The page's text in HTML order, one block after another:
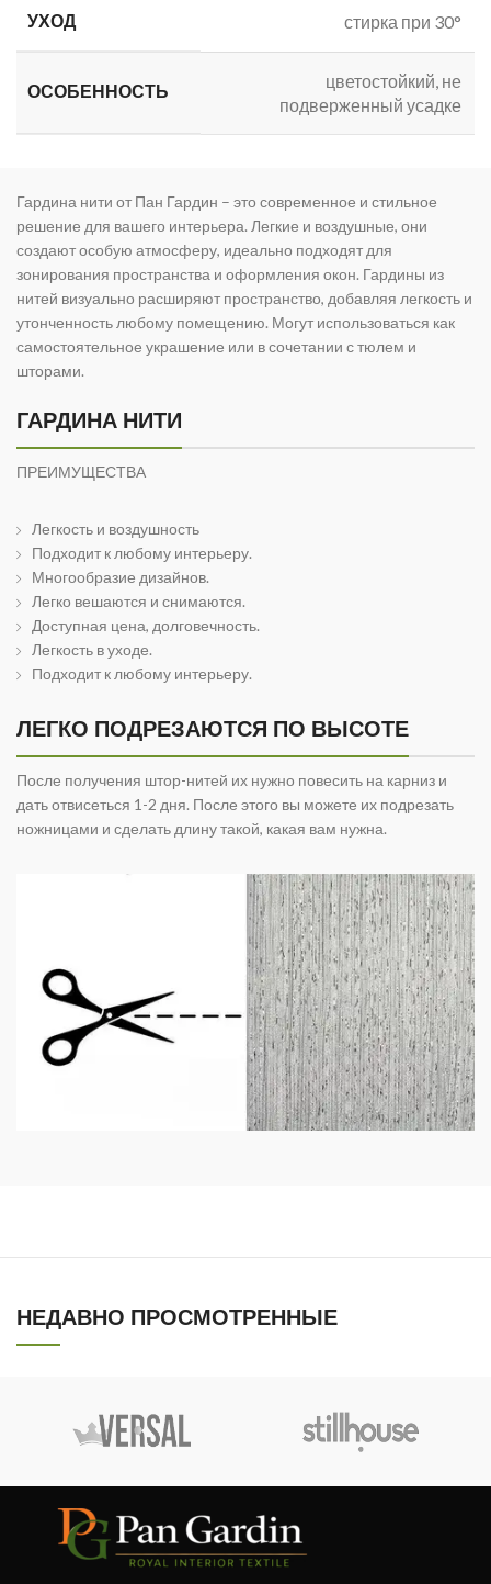
УХОД стирка при 30°
ОСОБЕННОСТЬ
цветостойкий, не
подверженный усадке
Гардина нити от Пан Гардин – это современное и стильное
решение для вашего интерьера. Легкие и воздушные, они
создают особую атмосферу, идеально подходят для
зонирования пространства и оформления окон. Гардины из
нитей визуально расширяют пространство, добавляя легкость и
утонченность любому помещению. Могут использоваться как
самостоятельное украшение или в сочетании с тюлем и
шторами.
ГАРДИНА НИТИ
ПРЕИМУЩЕСТВА
Легкость и воздушность
Подходит к любому интерьеру.
Многообразие дизайнов.
Легко вешаются и снимаются.
Доступная цена, долговечность.
Легкость в уходе.
Подходит к любому интерьеру.
ЛЕГКО ПОДРЕЗАЮТСЯ ПО ВЫСОТЕ
После получения штор-нитей их нужно повесить на карниз и
дать отвисеться 1-2 дня. После этого вы можете их подрезать
ножницами и сделать длину такой, какая вам нужна.
НЕДАВНО ПРОСМОТРЕННЫЕ